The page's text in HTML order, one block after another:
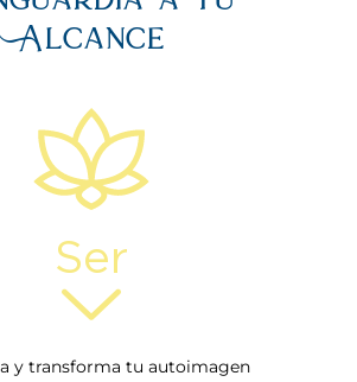
Alcance
Ser
y transforma tu autoimagen